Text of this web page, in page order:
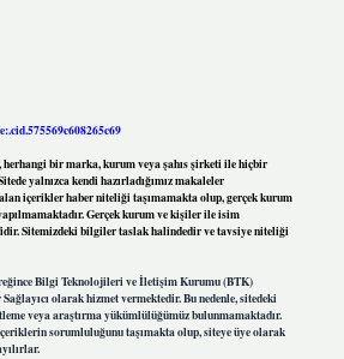
herhangi bir marka, kurum veya şahıs şirketi ile hiçbir
yalnızca kendi hazırladığımız makaleler
içerikler haber niteliği taşımamakta olup, gerçek kurum
Gerçek kurum ve kişiler ile isim
Sitemizdeki bilgiler taslak halindedir ve tavsiye niteliği
Bilgi Teknolojileri ve İletişim Kurumu (BTK)
olarak hizmet vermektedir. Bu nedenle, sitedeki
veya araştırma yükümlülüğümüz bulunmamaktadır.
sorumluluğunu taşımakta olup, siteye üye olarak